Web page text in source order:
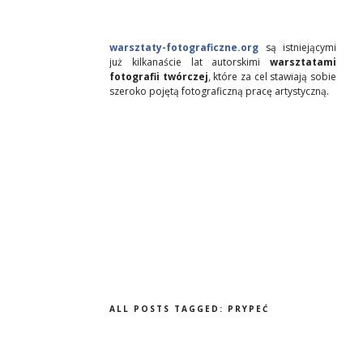
warsztaty-fotograficzne.org są istniejącymi
już kilkanaście lat autorskimi warsztatami
fotografii twórczej, które za cel stawiają sobie
szeroko pojętą fotograficzną pracę artystyczną.
ALL POSTS TAGGED: PRYPEĆ